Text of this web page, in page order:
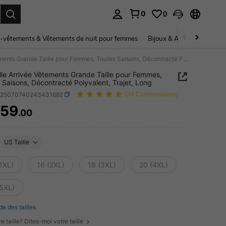
0 0
vêtements & Vêtements de nuit pour femmes Bijoux & Accessoires pour
Nouvelle Arrivée Vêtements Grande Taille pour Femmes, Toutes Saisons, Décontracté Polyvalent, Trajet, Long
Arrivée Vêtements Grande Taille pour Femmes,
Saisons, Décontracté Polyvalent, Trajet, Long
(34 Commentaires)
AND AVAILABILITY
.00
US Taille
16 (2XL) 18 (3XL) 20 (4XL)
des tailles
taille? Dites-moi votre taille